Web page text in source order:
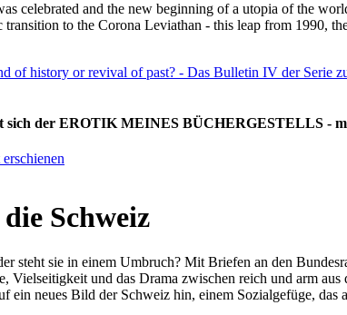
celebrated and the new beginning of a utopia of the
to the Corona Leviathan - this leap from 1990,
of history or revival of past? - Das Bulletin IV der Serie
sich der EROTIK MEINES BÜCHERGESTELLS -
Schweiz
steht sie in einem Umbruch? Mit Briefen an den
Vielseitigkeit und das Drama zwischen reich und arm
ein neues Bild der Schweiz hin, einem Sozialgefüge, das